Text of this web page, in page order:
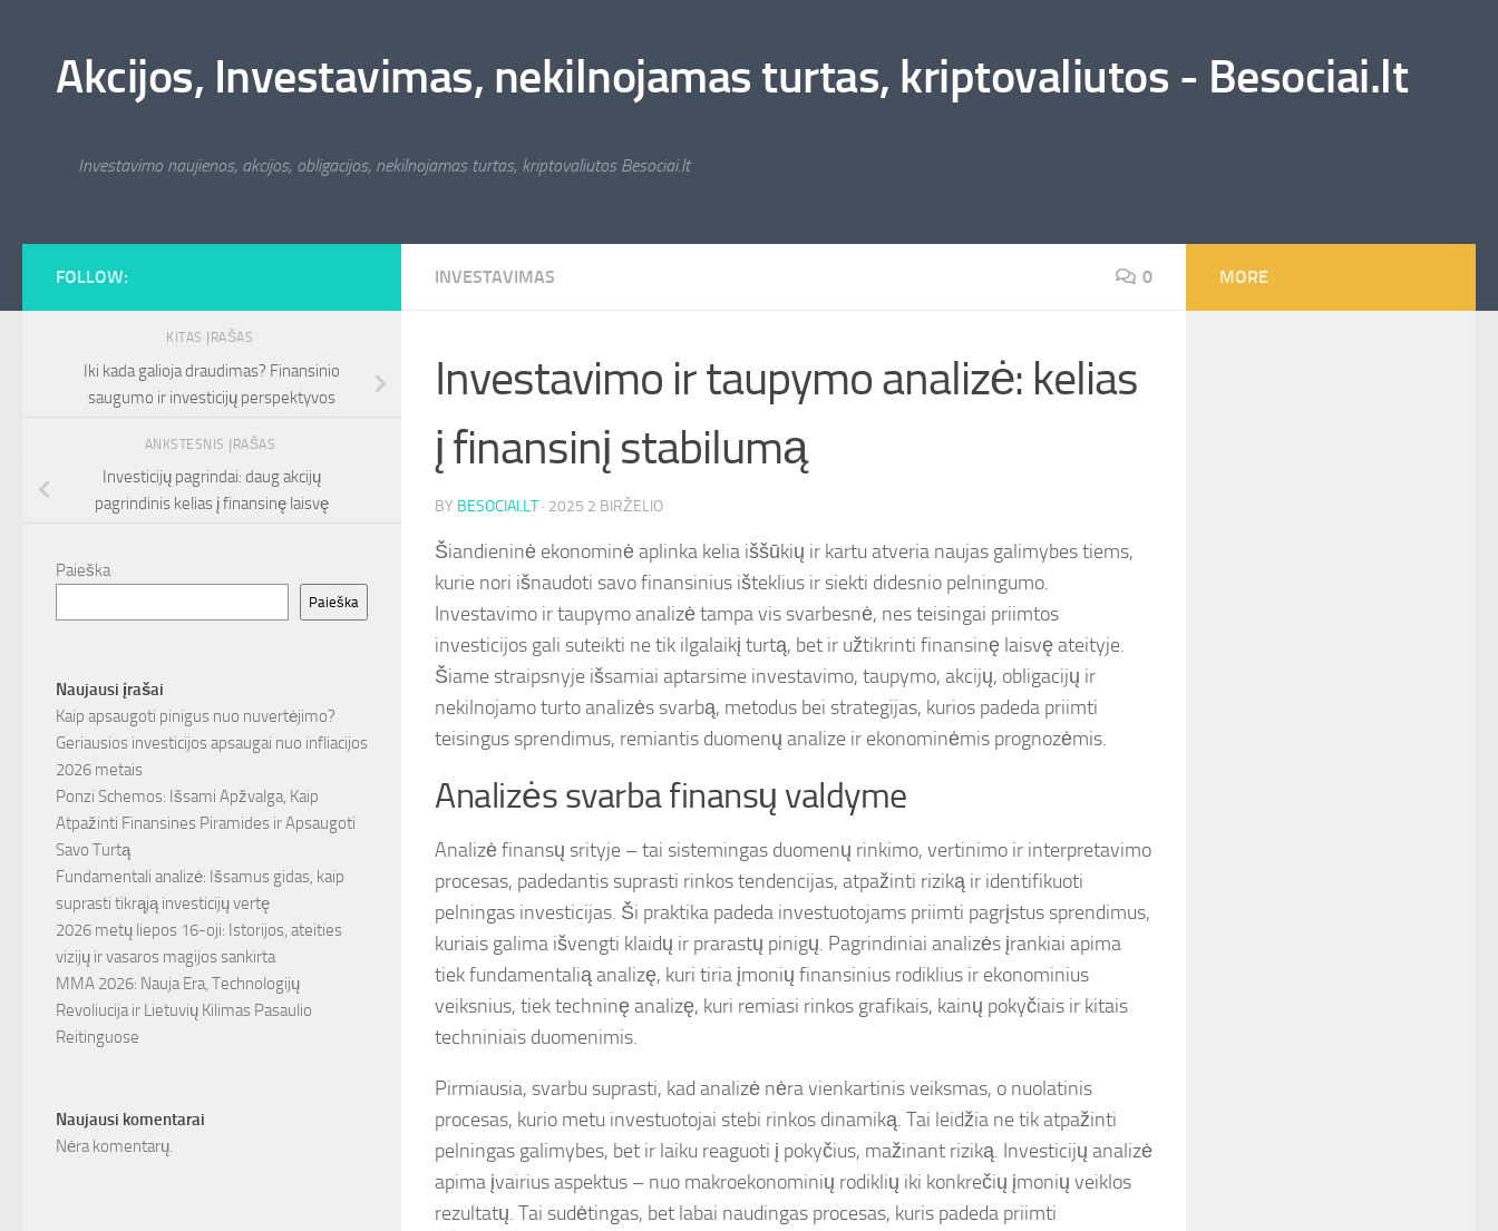
Akcijos, Investavimas, nekilnojamas turtas, kriptovaliutos - Besociai.lt
Investavimo naujienos, akcijos, obligacijos, nekilnojamas turtas, kriptovaliutos Besociai.lt
INVESTAVIMAS 0
Investavimo ir taupymo analizė: kelias
į finansinį stabilumą
BY BESOCIAI.LT · 2025 2 BIRŽELIO
Šiandieninė ekonominė aplinka kelia iššūkių ir kartu atveria naujas galimybes tiems,
kurie nori išnaudoti savo finansinius išteklius ir siekti didesnio pelningumo.
Investavimo ir taupymo analizė tampa vis svarbesnė, nes teisingai priimtos
investicijos gali suteikti ne tik ilgalaikį turtą, bet ir užtikrinti finansinę laisvę ateityje.
Šiame straipsnyje išsamiai aptarsime investavimo, taupymo, akcijų, obligacijų ir
nekilnojamo turto analizės svarbą, metodus bei strategijas, kurios padeda priimti
teisingus sprendimus, remiantis duomenų analize ir ekonominėmis prognozėmis.
Analizės svarba finansų valdyme
Analizė finansų srityje – tai sistemingas duomenų rinkimo, vertinimo ir interpretavimo
procesas, padedantis suprasti rinkos tendencijas, atpažinti riziką ir identifikuoti
pelningas investicijas. Ši praktika padeda investuotojams priimti pagrįstus sprendimus,
kuriais galima išvengti klaidų ir prarastų pinigų. Pagrindiniai analizės įrankiai apima
tiek fundamentalią analizę, kuri tiria įmonių finansinius rodiklius ir ekonominius
veiksnius, tiek techninę analizę, kuri remiasi rinkos grafikais, kainų pokyčiais ir kitais
techniniais duomenimis.
Pirmiausia, svarbu suprasti, kad analizė nėra vienkartinis veiksmas, o nuolatinis
procesas, kurio metu investuotojai stebi rinkos dinamiką. Tai leidžia ne tik atpažinti
pelningas galimybes, bet ir laiku reaguoti į pokyčius, mažinant riziką. Investicijų analizė
apima įvairius aspektus – nuo makroekonominių rodiklių iki konkrečių įmonių veiklos
rezultatų. Tai sudėtingas, bet labai naudingas procesas, kuris padeda priimti
FOLLOW:
KITAS ĮRAŠAS
Iki kada galioja draudimas? Finansinio
saugumo ir investicijų perspektyvos
ANKSTESNIS ĮRAŠAS
Investicijų pagrindai: daug akcijų
pagrindinis kelias į finansinę laisvę
Paieška
Paieška
Naujausi įrašai
Kaip apsaugoti pinigus nuo nuvertėjimo?
Geriausios investicijos apsaugai nuo infliacijos
2026 metais
Ponzi Schemos: Išsami Apžvalga, Kaip
Atpažinti Finansines Piramides ir Apsaugoti
Savo Turtą
Fundamentali analizė: Išsamus gidas, kaip
suprasti tikrąją investicijų vertę
2026 metų liepos 16-oji: Istorijos, ateities
vizijų ir vasaros magijos sankirta
MMA 2026: Nauja Era, Technologijų
Revoliucija ir Lietuvių Kilimas Pasaulio
Reitinguose
Naujausi komentarai
Nėra komentarų.
MORE